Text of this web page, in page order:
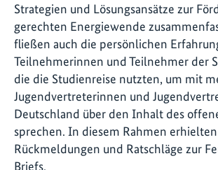
Strategien und Lösungsansätze zur
gerechten Energiewende
fließen auch die persönlichen
Teilnehmerinnen und Teilnehmer der
die die Studienreise nutzten, um mit
Jugendvertreterinnen und
Deutschland über den Inhalt des
sprechen. In diesem Rahmen
Rückmeldungen und Ratschläge zur
Briefs.